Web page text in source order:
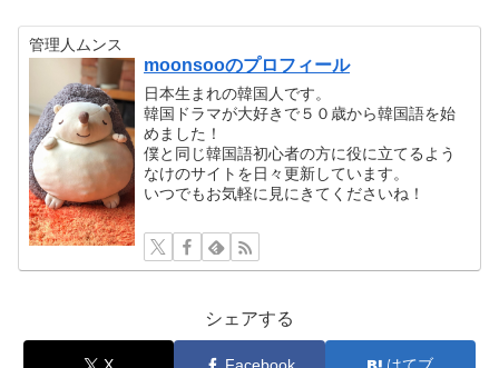
管理人ムンス
moonsooのプロフィール
日本生まれの韓国人です。
韓国ドラマが大好きで５０歳から韓国語を始
めました！
僕と同じ韓国語初心者の方に役に立てるよう
なけのサイトを日々更新しています。
いつでもお気軽に見にきてくださいね！
シェアする